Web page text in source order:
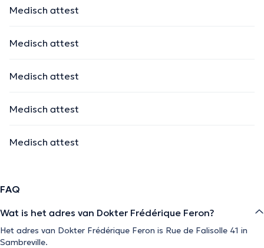
Medisch attest
Medisch attest
Medisch attest
Medisch attest
Medisch attest
FAQ
Wat is het adres van Dokter Frédérique Feron?
Het adres van Dokter Frédérique Feron is Rue de Falisolle 41 in
Sambreville.